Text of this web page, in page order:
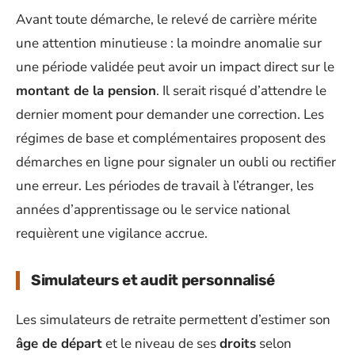
Avant toute démarche, le relevé de carrière mérite
une attention minutieuse : la moindre anomalie sur
une période validée peut avoir un impact direct sur le
montant de la pension. Il serait risqué d’attendre le
dernier moment pour demander une correction. Les
régimes de base et complémentaires proposent des
démarches en ligne pour signaler un oubli ou rectifier
une erreur. Les périodes de travail à l’étranger, les
années d’apprentissage ou le service national
requièrent une vigilance accrue.
Simulateurs et audit personnalisé
Les simulateurs de retraite permettent d’estimer son
âge de départet le niveau de sesdroits selon